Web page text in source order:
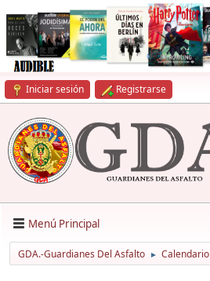
Iniciar sesión Registrarse
Menú Principal
GDA.-Guardianes Del Asfalto ► Calendario